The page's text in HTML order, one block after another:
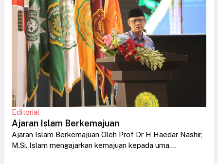
Editorial
Ajaran Islam Berkemajuan
Ajaran Islam Berkemajuan Oleh Prof Dr H Haedar Nashir,
M.Si. Islam mengajarkan kemajuan kepada uma....